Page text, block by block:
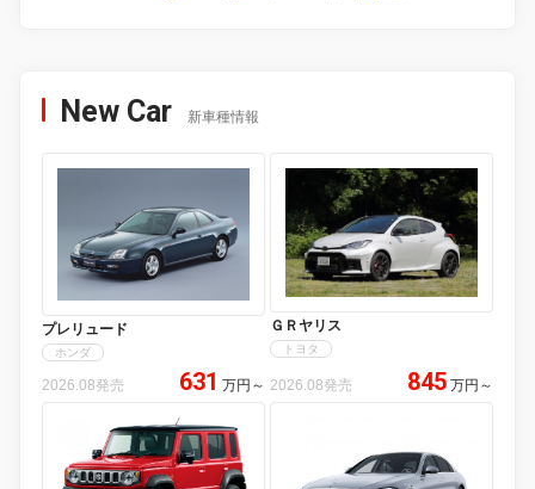
New Car 新車種情報
プレリュード
ホンダ
2026.08発売 631 万円 ～
ＧＲヤリス
トヨタ
2026.08発売 845 万円 ～